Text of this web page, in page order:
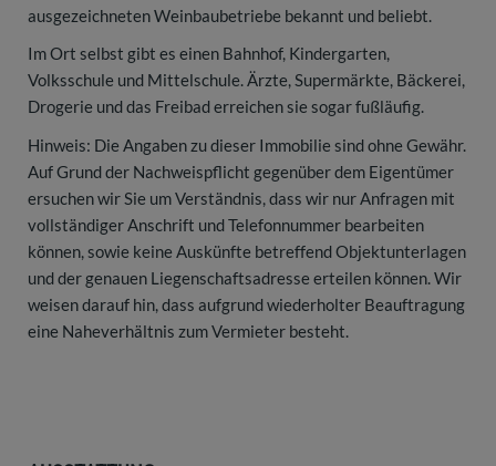
ausgezeichneten Weinbaubetriebe bekannt und beliebt.
Im Ort selbst gibt es einen Bahnhof, Kindergarten,
Volksschule und Mittelschule. Ärzte, Supermärkte, Bäckerei,
Drogerie und das Freibad erreichen sie sogar fußläufig.
Hinweis: Die Angaben zu dieser Immobilie sind ohne Gewähr.
Auf Grund der Nachweispflicht gegenüber dem Eigentümer
ersuchen wir Sie um Verständnis, dass wir nur Anfragen mit
vollständiger Anschrift und Telefonnummer bearbeiten
können, sowie keine Auskünfte betreffend Objektunterlagen
und der genauen Liegenschaftsadresse erteilen können. Wir
weisen darauf hin, dass aufgrund wiederholter Beauftragung
eine Naheverhältnis zum Vermieter besteht.